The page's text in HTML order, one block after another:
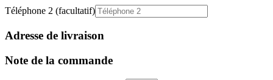
Téléphone 2 (facultatif)
Adresse de livraison
Note de la commande